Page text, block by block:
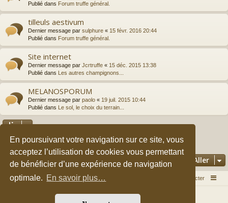
En poursuivant votre navigation sur ce site, vous
acceptez l’utilisation de cookies vous permettant
de bénéficier d’une expérience de navigation
optimale. En savoir plus…
Publié dans Forum truffe général.
tilleuls aestivum
Dernier message par sulphure « 15 févr. 2016 20:44
Publié dans Forum truffe général.
Site internet
Dernier message par Jcrtruffe « 15 déc. 2015 13:38
Publié dans
Les autres champignons...
MELANOSPORUM
Dernier message par paolo « 19 juil. 2015 10:44
Publié dans
Le sol, le choix du terrain...
La recherche a retourné 149 résultats 1 2 3
Aller
Accueil du forum Nous contacter
Développé parphpBB® Forum Software © phpBB Limited